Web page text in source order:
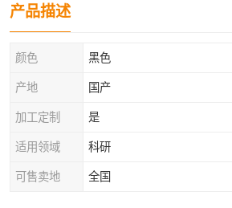
产品描述
颜色 黑色
产地 国产
加工定制 是
适用领域 科研
可售卖地 全国